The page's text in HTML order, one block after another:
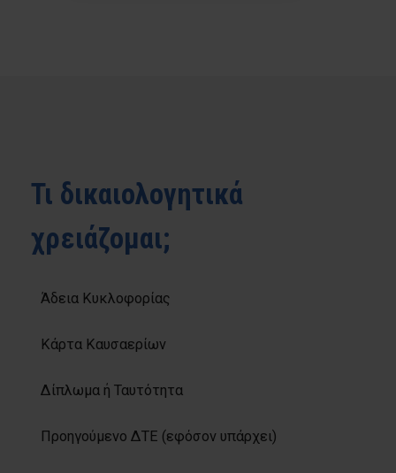
Τι δικαιολογητικά
χρειάζομαι;
Άδεια Κυκλοφορίας
Κάρτα Καυσαερίων
Δίπλωμα ή Ταυτότητα
Προηγούμενο ΔΤΕ (εφόσον υπάρχει)